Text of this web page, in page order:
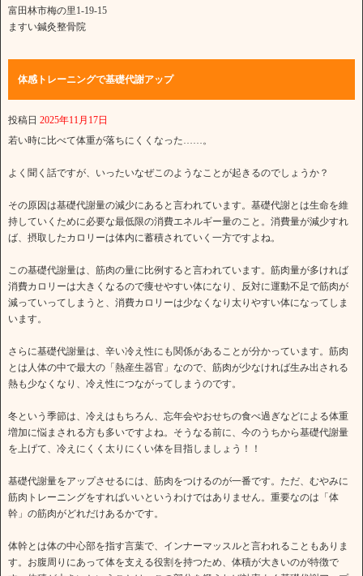
富田林市梅の里1-19-15
ますい鍼灸整骨院
体感トレーニングで基礎代謝アップ
投稿日 2025年11月17日
若い時に比べて体重が落ちにくくなった……。
よく聞く話ですが、いったいなぜこのようなことが起きるのでしょうか？
その原因は基礎代謝量の減少にあると言われています。基礎代謝とは生命を維
持していくために必要な最低限の消費エネルギー量のこと。消費量が減少すれ
ば、摂取したカロリーは体内に蓄積されていく一方ですよね。
この基礎代謝量は、筋肉の量に比例すると言われています。筋肉量が多ければ
消費カロリーは大きくなるので痩せやすい体になり、反対に運動不足で筋肉が
減っていってしまうと、消費カロリーは少なくなり太りやすい体になってしま
います。
さらに基礎代謝量は、辛い冷え性にも関係があることが分かっています。筋肉
とは人体の中で最大の「熱産生器官」なので、筋肉が少なければ生み出される
熱も少なくなり、冷え性につながってしまうのです。
冬という季節は、冷えはもちろん、忘年会やおせちの食べ過ぎなどによる体重
増加に悩まされる方も多いですよね。そうなる前に、今のうちから基礎代謝量
を上げて、冷えにくく太りにくい体を目指しましょう！！
基礎代謝量をアップさせるには、筋肉をつけるのが一番です。ただ、むやみに
筋肉トレーニングをすればいいというわけではありません。重要なのは「体
幹」の筋肉がどれだけあるかです。
体幹とは体の中心部を指す言葉で、インナーマッスルと言われることもありま
す。お腹周りにあって体を支える役割を持つため、体積が大きいのが特徴で